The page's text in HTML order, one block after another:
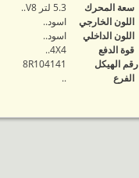
‬سعة المحرك
5.3 لتر V8..
اللون الخارجي
اسود..
اللون الداخلي
اسود..
قوة الدفع
4X4..
رقم الهيكل
8R104141
الفرع
..